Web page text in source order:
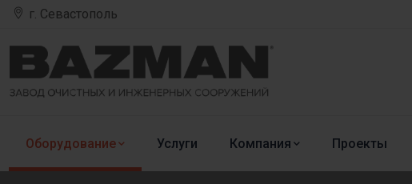
г. Севастополь
Оборудование Услуги Компания Проекты